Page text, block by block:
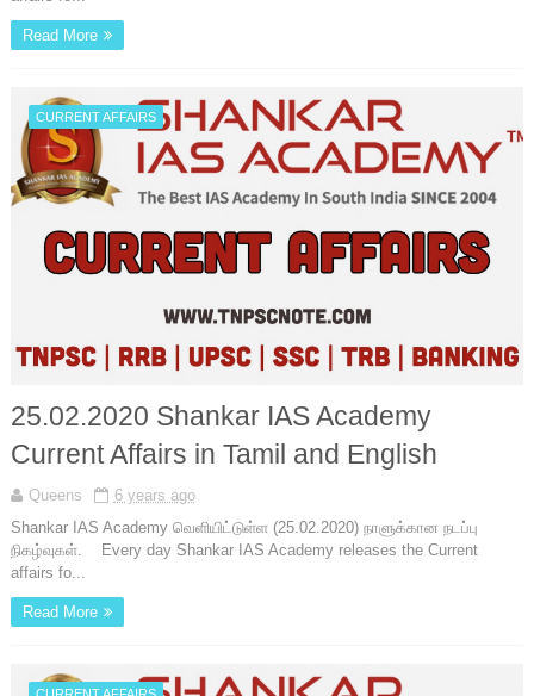
Read More
CURRENT AFFAIRS
25.02.2020 Shankar IAS Academy
Current Affairs in Tamil and English
Queens
6 years ago
Shankar IAS Academy வெளியிட்டுள்ள (25.02.2020) நாளுக்கான நடப்பு
நிகழ்வுகள். Every day Shankar IAS Academy releases the Current
affairs fo...
Read More